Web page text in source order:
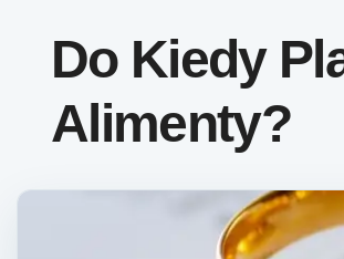
Do Kiedy
Alimenty?